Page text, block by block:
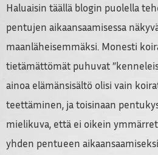
Haluaisin täällä blogin puolella
pentujen aikaansaamisessa
maanläheisemmäksi. Monesti
tietämättömät puhuvat
ainoa elämänsisältö olisi vain
teettäminen, ja toisinaan
mielikuva, että ei oikein
yhden pentueen